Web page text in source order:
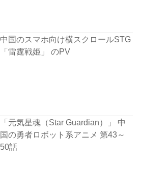
中国のスマホ向け横スクロールSTG
「雷霆戦姫」 のPV
「元気星魂（Star Guardian）」 中
国の勇者ロボット系アニメ 第43～
50話